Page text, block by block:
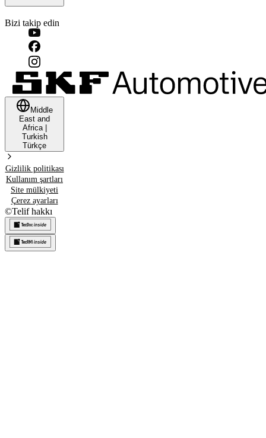
Bizi takip edin
Middle
East and
Africa|
Turkish
Türkçe
Gizlilik politikası
Kullanım şartları
Site mülkiyeti
Çerez ayarları
©Telif hakkı